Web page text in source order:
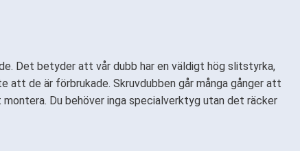
Det betyder att vår dubb har en väldigt hög slitstyrka,
att de är förbrukade. Skruvdubben går många gånger att
Du behöver inga specialverktyg utan det räcker